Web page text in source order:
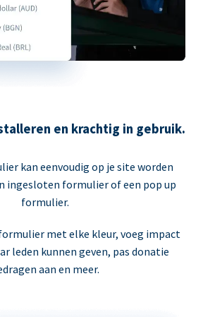
en krachtig in gebruik.
kan eenvoudig op je site worden
ingesloten formulier of een pop up
formulier.
met elke kleur, voeg impact
leden kunnen geven, pas donatie
aan en meer.